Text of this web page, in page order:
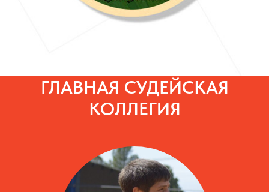
ГЛАВНАЯ СУДЕЙСКАЯ
КОЛЛЕГИЯ